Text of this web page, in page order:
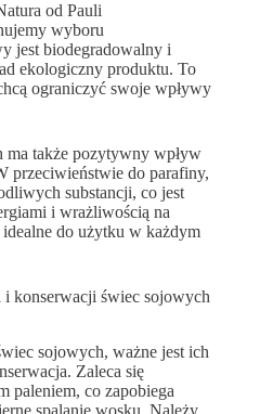
od Pauli
wyboru
jest biodegradowalny i
ekologiczny produktu. To
ograniczyć swoje wpływy
ma także pozytywny wpływ
przeciwieństwie do parafiny,
substancji, co jest
i wrażliwością na
idealne do użytku w każdym
konserwacji świec sojowych
sojowych, ważne jest ich
Zaleca się
paleniem, co zapobiega
spalanie wosku. Należy